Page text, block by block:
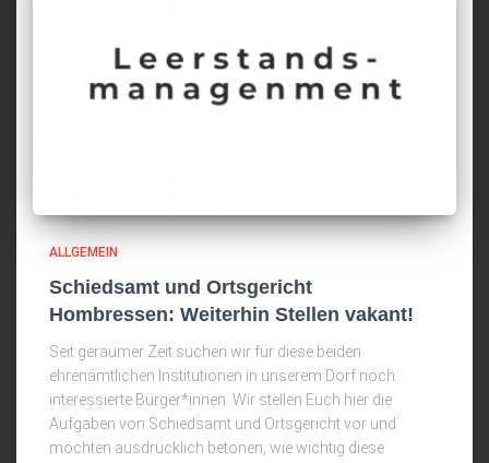
ALLGEMEIN
Schiedsamt und Ortsgericht
Hombressen: Weiterhin Stellen vakant!
Seit geraumer Zeit suchen wir für diese beiden
ehrenamtlichen Institutionen in unserem Dorf noch
interessierte Bürger*innen. Wir stellen Euch hier die
Aufgaben von Schiedsamt und Ortsgericht vor und
möchten ausdrücklich betonen, wie wichtig diese